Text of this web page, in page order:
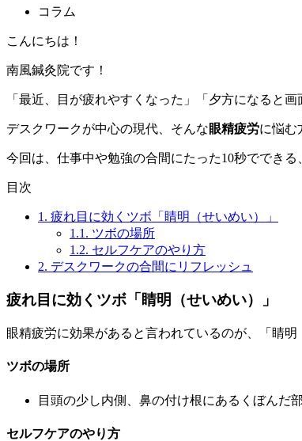
コラム
こんにちは！
南風鍼灸院です！
「最近、目が疲れやすくなった」「夕方になると
デスクワークが中心の現代、そんな眼精疲労に悩む
今回は、仕事中や勉強の合間にたった10秒ででき
目次
1. 疲れ目に効くツボ「睛明（せいめい）」
1.1. ツボの場所
1.2. セルフケアのやり方
2. デスクワークの合間にリフレッシュ
疲れ目に効くツボ「睛明（せいめい）」
眼精疲労に効果があると言われているのが、「睛明
ツボの場所
目頭の少し内側、鼻の付け根にあるくぼんだ
セルフケアのやり方